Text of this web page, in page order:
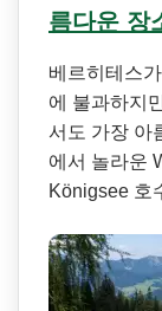
름다운 장
베르히테스
에 불과하지
서도 가장 아
에서 놀라운
Königsee 호